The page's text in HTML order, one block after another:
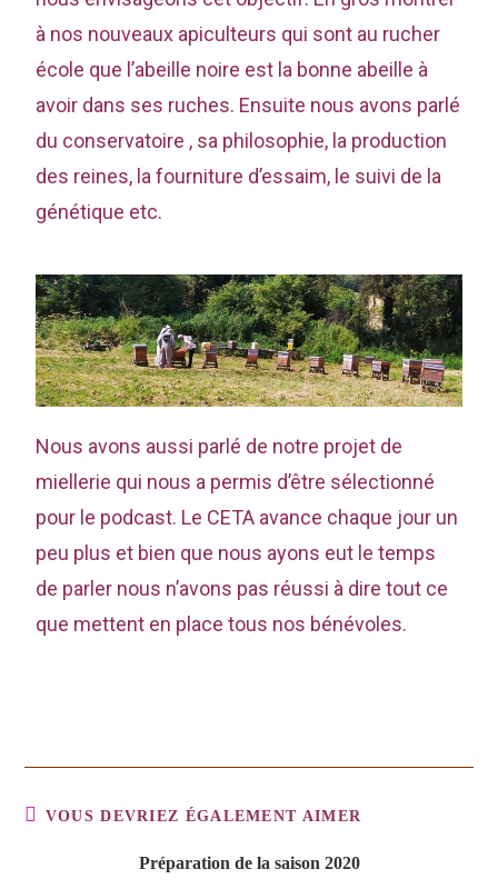
à nos nouveaux apiculteurs qui sont au rucher
école que l’abeille noire est la bonne abeille à
avoir dans ses ruches. Ensuite nous avons parlé
du conservatoire , sa philosophie, la production
des reines, la fourniture d’essaim, le suivi de la
génétique etc.
Nous avons aussi parlé de notre projet de
miellerie qui nous a permis d’être sélectionné
pour le podcast. Le CETA avance chaque jour un
peu plus et bien que nous ayons eut le temps
de parler nous n’avons pas réussi à dire tout ce
que mettent en place tous nos bénévoles.
VOUS DEVRIEZ ÉGALEMENT AIMER
Préparation de la saison 2020